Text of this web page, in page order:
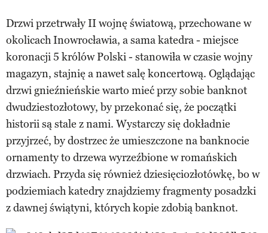
Drzwi przetrwały II wojnę światową, przechowane w
okolicach Inowrocławia, a sama katedra - miejsce
koronacji 5 królów Polski - stanowiła w czasie wojny
magazyn, stajnię a nawet salę koncertową. Oglądając
drzwi gnieźnieńskie warto mieć przy sobie banknot
dwudziestozłotowy, by przekonać się, że początki
historii są stale z nami. Wystarczy się dokładnie
przyjrzeć, by dostrzec że umieszczone na banknocie
ornamenty to drzewa wyrzeźbione w romańskich
drzwiach. Przyda się również dziesięciozłotówkę, bo w
podziemiach katedry znajdziemy fragmenty posadzki
z dawnej świątyni, których kopie zdobią banknot.